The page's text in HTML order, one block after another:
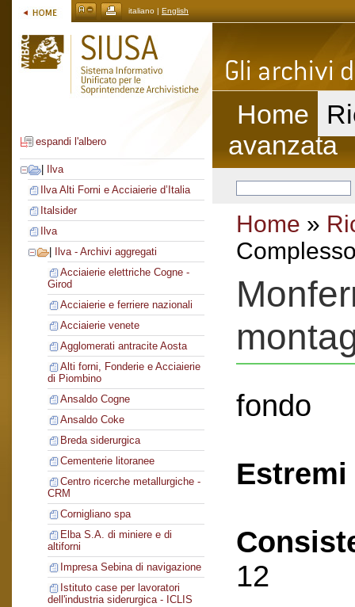
italiano | English
espandi l'albero
Ilva
Ilva Alti Forni e Acciaierie d’Italia
Italsider
Ilva
Ilva - Archivi aggregati
Acciaierie elettriche Cogne -
Girod
Acciaierie e ferriere nazionali
Acciaierie venete
Agglomerati antracite Aosta
Alti forni, Fonderie e Acciaierie
di Piombino
Ansaldo Cogne
Ansaldo Coke
Breda siderurgica
Cementerie litoranee
Centro ricerche metallurgiche -
CRM
Cornigliano spa
Elba S.A. di miniere e di
altiforni
Impresa Sebina di navigazione
Istituto case per lavoratori
dell'industria siderurgica - ICLIS
Home
avanzata
Home »
fondo
12